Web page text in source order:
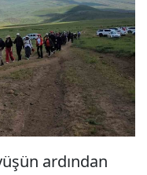
ardından